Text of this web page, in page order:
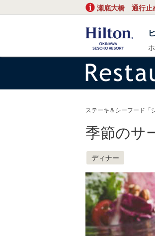
瀬底大橋 通行止
ステーキ＆シーフード「
季節のサ
ディナー